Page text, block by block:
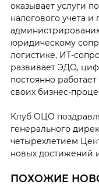
оказывает услуги
налогового учета и
юридическому
логистике, ИТ-
развивает ЭДО,
постоянно
своих бизнес-
Клуб ОЦО
генерального
четырехлетием
новых достижений
ПОХОЖИЕ